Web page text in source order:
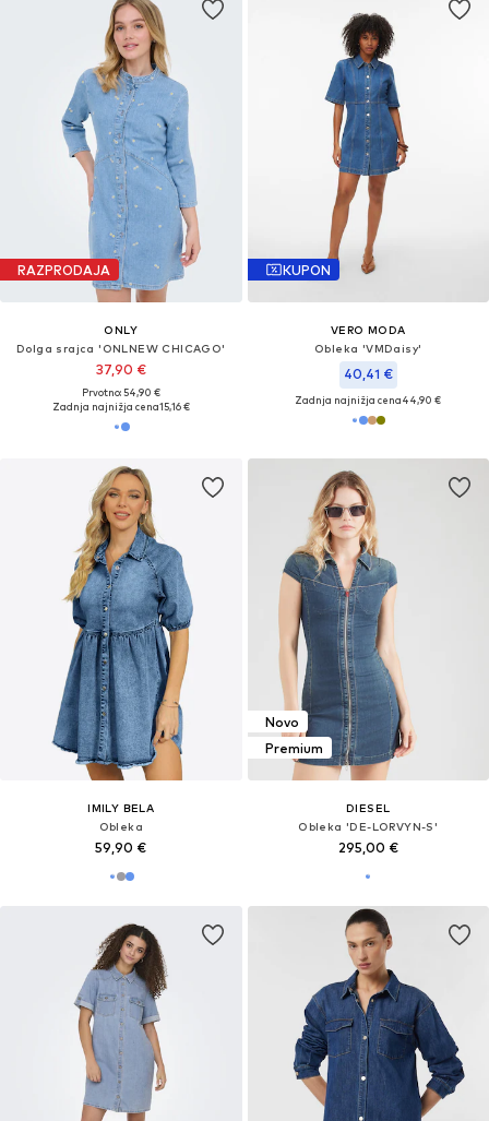
RAZPRODAJA
ONLY
Dolga srajca 'ONLNEW CHICAGO'
37,90 €
Prvotno: 54,90 €
Zadnja najnižja cena15,16 €
KUPON
VERO MODA
Obleka 'VMDaisy'
40,41 €
Zadnja najnižja cena44,90 €
IMILY BELA
Obleka
59,90 €
Novo
Premium
DIESEL
Obleka 'DE-LORVYN-S'
295,00 €